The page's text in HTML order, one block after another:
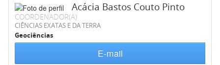
Acácia Bastos Couto Pinto
COORDENADOR(A)
CIÊNCIAS EXATAS E DA TERRA
Geociências
E-mail